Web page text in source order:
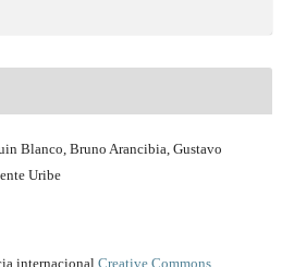
Blanco, Bruno Arancibia, Gustavo
Uribe
internacional Creative Commons